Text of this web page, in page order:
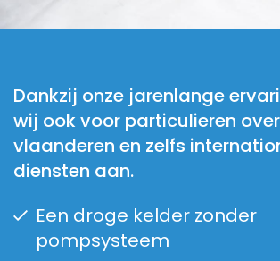
Dankzij onze jarenlange
wij ook voor particulieren
vlaanderen en zelfs
diensten aan.
Een droge kelder zonder
pompsysteem